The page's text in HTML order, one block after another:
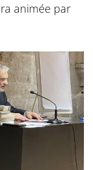
animée par